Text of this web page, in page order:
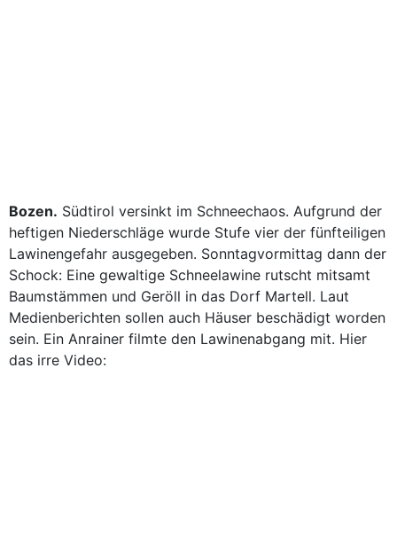
Bozen. Südtirol versinkt im Schneechaos. Aufgrund der
heftigen Niederschläge wurde Stufe vier der fünfteiligen
Lawinengefahr ausgegeben. Sonntagvormittag dann der
Schock: Eine gewaltige Schneelawine rutscht mitsamt
Baumstämmen und Geröll in das Dorf Martell. Laut
Medienberichten sollen auch Häuser beschädigt worden
sein. Ein Anrainer filmte den Lawinenabgang mit. Hier
das irre Video: